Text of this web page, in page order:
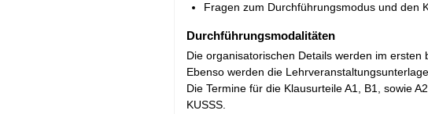
Fragen zum Durchführungsmodus und den
Durchführungsmodalitäten
Die organisatorischen Details werden im
Ebenso werden die
Die Termine für die Klausurteile A1, B1, sowie
KUSSS.